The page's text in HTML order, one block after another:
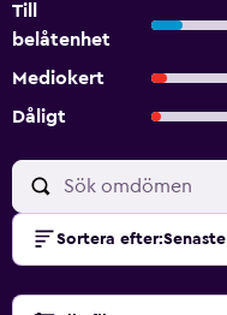
Till
belåtenhet
Mediokert
Dåligt
Sortera efter:Senaste